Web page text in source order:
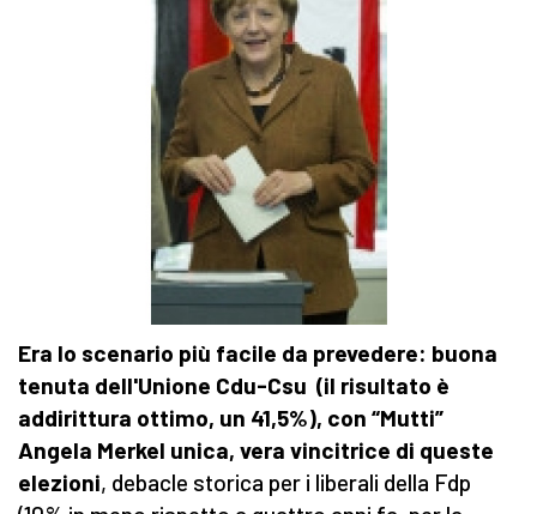
Era lo scenario più facile da prevedere: buona
tenuta dell'Unione Cdu-Csu (il risultato è
addirittura ottimo, un 41,5%), con “Mutti”
Angela Merkel unica, vera vincitrice di queste
elezioni, debacle storica per i liberali della Fdp